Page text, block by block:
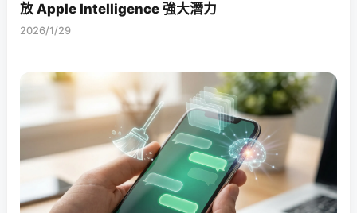
放 Apple Intelligence 強大潛力
2026/1/29